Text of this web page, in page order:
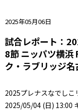
2025年05月06日
試合レポート：
8節 ニッパツ横浜
ク・ラブリッジ名
2025プレナスなでしこ
2025/05/04 (日) 13:00